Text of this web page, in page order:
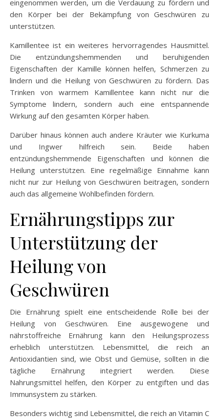
eingenommen werden, um die Verdauung zu fördern und
den Körper bei der Bekämpfung von Geschwüren zu
unterstützen.
Kamillentee ist ein weiteres hervorragendes Hausmittel.
Die entzündungshemmenden und beruhigenden
Eigenschaften der Kamille können helfen, Schmerzen zu
lindern und die Heilung von Geschwüren zu fördern. Das
Trinken von warmem Kamillentee kann nicht nur die
Symptome lindern, sondern auch eine entspannende
Wirkung auf den gesamten Körper haben.
Darüber hinaus können auch andere Kräuter wie Kurkuma
und Ingwer hilfreich sein. Beide haben
entzündungshemmende Eigenschaften und können die
Heilung unterstützen. Eine regelmäßige Einnahme kann
nicht nur zur Heilung von Geschwüren beitragen, sondern
auch das allgemeine Wohlbefinden fördern.
Ernährungstipps zur
Unterstützung der
Heilung von
Geschwüren
Die Ernährung spielt eine entscheidende Rolle bei der
Heilung von Geschwüren. Eine ausgewogene und
nährstoffreiche Ernährung kann den Heilungsprozess
erheblich unterstützen. Lebensmittel, die reich an
Antioxidantien sind, wie Obst und Gemüse, sollten in die
tägliche Ernährung integriert werden. Diese
Nahrungsmittel helfen, den Körper zu entgiften und das
Immunsystem zu stärken.
Besonders wichtig sind Lebensmittel, die reich an Vitamin C